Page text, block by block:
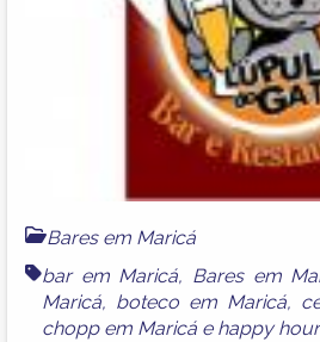
Bares em Maricá
bar em Maricá, Bares em
Maricá, boteco em Maricá,
chopp em Maricá e happy